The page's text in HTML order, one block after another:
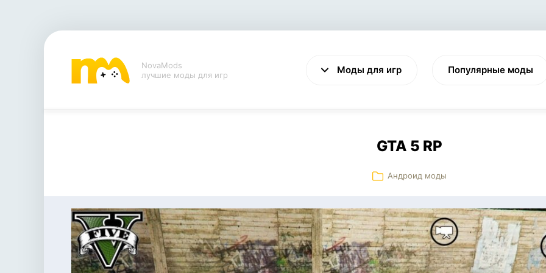
NovaMods
лучшие моды для игр
Моды для игр
VALHEIM
Популярные моды
GTA 5 RP
Андроид моды